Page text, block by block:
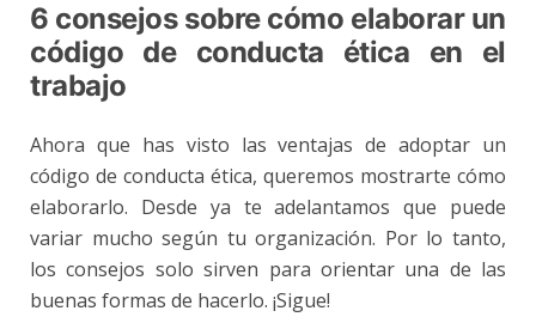
6 consejos sobre cómo elaborar un
código de conducta ética en el
trabajo
Ahora que has visto las ventajas de adoptar un
código de conducta ética, queremos mostrarte cómo
elaborarlo. Desde ya te adelantamos que puede
variar mucho según tu organización. Por lo tanto,
los consejos solo sirven para orientar una de las
buenas formas de hacerlo. ¡Sigue!